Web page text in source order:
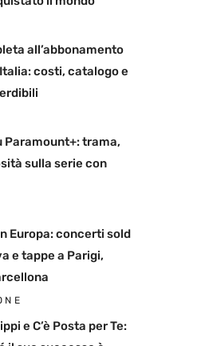
all’abbonamento
Italia: costi, catalogo e
Paramount+: trama,
sulla serie con
Europa: concerti sold
e tappe a Parigi,
e C’è Posta per Te: